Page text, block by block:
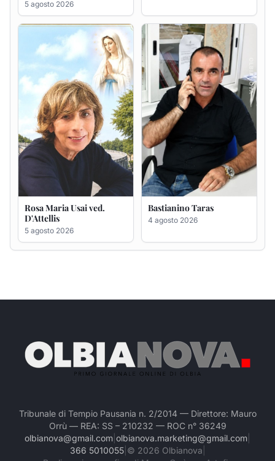
Rosa Maria Usai ved.
D'Attellis
5 agosto 2026
Bastianino Taras
4 agosto 2026
Tribunale di Tempio Pausania n. 2/2014 — Direttore: Mauro
Orrù — REA: SS – 210232 — ROC n° 36249
olbianova@gmail.com olbianova.marketing@gmail.com
366 5010055| © 2026 Olbianova